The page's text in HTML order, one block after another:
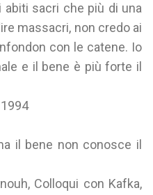
sacri che più di una
massacri, non credo ai
con le catene. Io
e il bene è più forte il
il bene non conosce il
Colloqui con Kafka,